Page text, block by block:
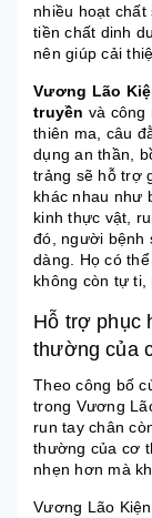
nhiều hoạt
tiền chất dinh
nên giúp cải
Vương Lão
truyền và công
thiên ma, câu
dụng an thần,
trảng sẽ hỗ trợ
khác nhau như
kinh thực vật,
đó, người bệnh
dàng. Họ có
không còn tự ti,
Hỗ trợ phục
thường của
Theo công bố
trong Vương
run tay chân
thường của cơ
nhẹn hơn mà
Vương Lão